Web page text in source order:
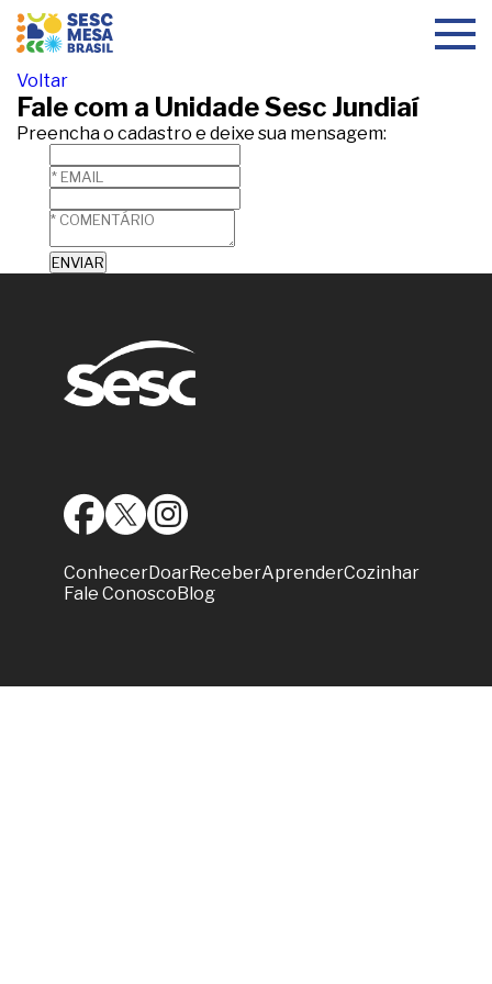
Toggle
Voltar
Fale com a Unidade Sesc Jundiaí
Preencha o cadastro e deixe sua mensagem:
ConhecerDoarReceberAprenderCozinhar
Fale ConoscoBlog